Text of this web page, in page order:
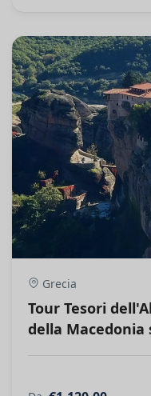
Grecia
Tour Tesori
della